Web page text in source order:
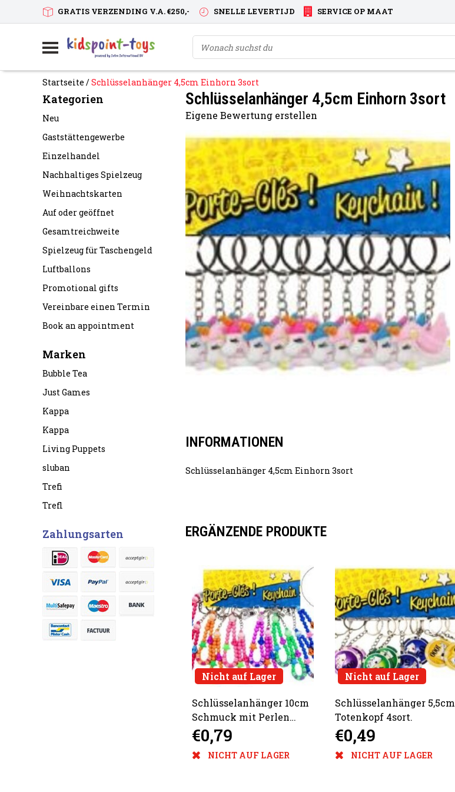
GRATIS VERZENDING V.A. €250,- SNELLE LEVERTIJD SERVICE OP MAAT
Startseite /Schlüsselanhänger 4,5cm Einhorn 3sort
Kategorien
Neu
Gaststättengewerbe
Einzelhandel
Nachhaltiges Spielzeug
Weihnachtskarten
Auf oder geöffnet
Gesamtreichweite
Spielzeug für Taschengeld
Luftballons
Promotional gifts
Vereinbare einen Termin
Book an appointment
Marken
Bubble Tea
Just Games
Kappa
Kappa
Living Puppets
sluban
Trefi
Trefl
Zahlungsarten
Schlüsselanhänger 4,5cm Einhorn 3sort
Eigene Bewertung erstellen
INFORMATIONEN
Schlüsselanhänger 4,5cm Einhorn 3sort
ERGÄNZENDE PRODUKTE
Nicht auf Lager
Schlüsselanhänger 10cm
Schmuck mit Perlen
6sort.
€0,79
NICHT AUF LAGER
Nicht auf Lager
Schlüsselanhänger 5,5cm
Totenkopf 4sort.
€0,49
NICHT AUF LAGER